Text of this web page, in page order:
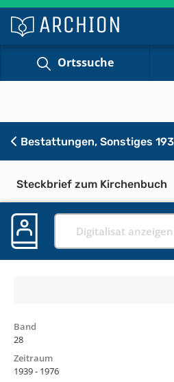
Ortssuche
Bestattungen, Sonstiges
Steckbrief zum Kirchenbuch
Digitalisat
Band
28
Zeitraum
1939 - 1976